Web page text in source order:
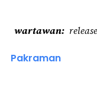
wartawan release
Pakraman